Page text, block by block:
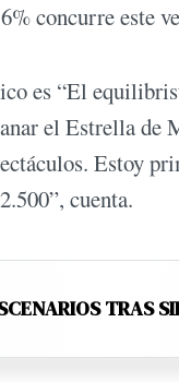
concurre este
es “El
el Estrella
Estoy
cuenta.
TRAS